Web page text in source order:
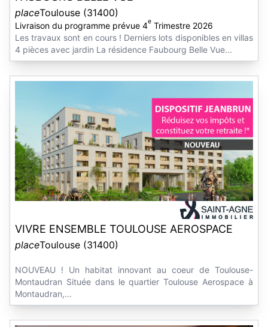
placeToulouse (31400)
Livraison du programme prévue 4e Trimestre 2026
Les travaux sont en cours ! Derniers lots disponibles en villas
4 pièces avec jardin La résidence Faubourg Belle Vue...
VIVRE ENSEMBLE TOULOUSE AEROSPACE
placeToulouse (31400)
NOUVEAU ! Un habitat innovant au coeur de Toulouse-
Montaudran Située dans le quartier Toulouse Aerospace à
Montaudran,...